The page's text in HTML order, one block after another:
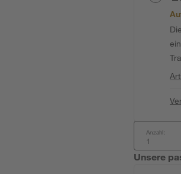
Anzahl:
Unsere